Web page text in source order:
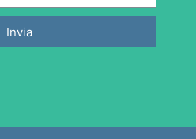
Invia